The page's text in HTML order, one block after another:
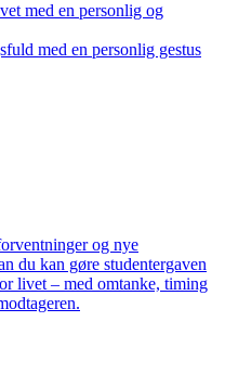
med en personlig og
med en personlig gestus
og nye
du kan gøre studentergaven
livet – med omtanke, timing